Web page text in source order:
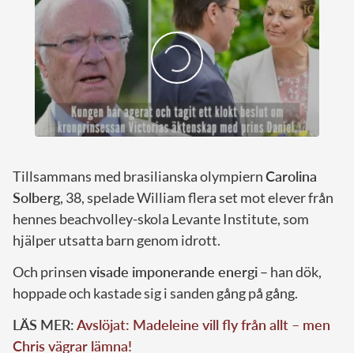
Tillsammans med brasilianska olympiernCarolina
Solberg, 38, spelade William flera set mot elever från
hennes beachvolley-skola Levante Institute, som
hjälper utsatta barn genom idrott.
Och prinsenvisade imponerande energi– han dök,
hoppade och kastade sig i sanden gång på gång.
LÄS MER:Avslöjat: Madeleine vill fly från allt – men
Chris vägrar lämna!